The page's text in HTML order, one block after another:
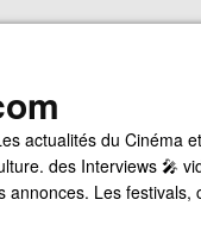
actualités du Cinéma
des Interviews 🎤
Les festivals,